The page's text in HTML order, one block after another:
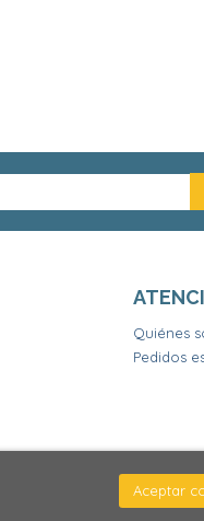
Quiénes
Pedidos
Aceptar